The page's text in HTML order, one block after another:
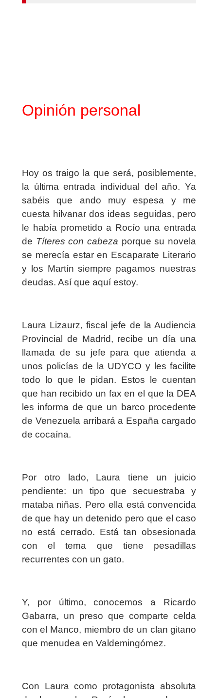
Opinión personal
Hoy os traigo la que será, posiblemente,
la última entrada individual del año. Ya
sabéis que ando muy espesa y me
cuesta hilvanar dos ideas seguidas, pero
le había prometido a Rocío una entrada
de Títeres con cabeza porque su novela
se merecía estar en Escaparate Literario
y los Martín siempre pagamos nuestras
deudas. Así que aquí estoy.
Laura Lizaurz, fiscal jefe de la Audiencia
Provincial de Madrid, recibe un día una
llamada de su jefe para que atienda a
unos policías de la UDYCO y les facilite
todo lo que le pidan. Estos le cuentan
que han recibido un fax en el que la DEA
les informa de que un barco procedente
de Venezuela arribará a España cargado
de cocaína.
Por otro lado, Laura tiene un juicio
pendiente: un tipo que secuestraba y
mataba niñas. Pero ella está convencida
de que hay un detenido pero que el caso
no está cerrado. Está tan obsesionada
con el tema que tiene pesadillas
recurrentes con un gato.
Y, por último, conocemos a Ricardo
Gabarra, un preso que comparte celda
con el Manco, miembro de un clan gitano
que menudea en Valdemingómez.
Con Laura como protagonista absoluta